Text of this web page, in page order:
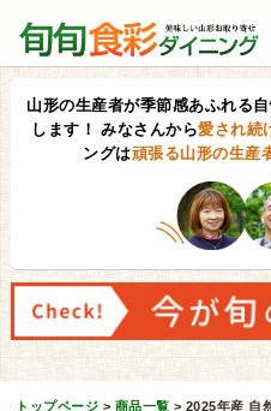
山形の生産者が季節感あふれる
します！ みなさんから愛され続
ングは頑張る山形の生産
トップページ > 商品一覧 > 2025年産 自